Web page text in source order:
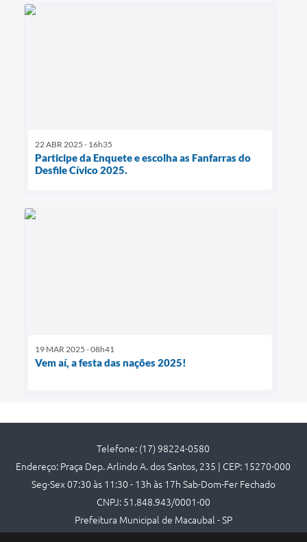
22 ABR 2025 - 16h35
Participe da Enquete e escolha as Fanfarras do
Desfile Cívico 2025.
19 MAR 2025 - 08h41
Vem aí, a festa das nações 2025!
Telefone: (17) 98224-0580
Endereço: Praça Dep. Arlindo A. dos Santos, 235 | CEP: 15270-000
Seg-Sex 07:30 às 11:30 - 13h às 17h Sab-Dom-Fer Fechado
CNPJ: 51.848.943/0001-00
Prefeitura Municipal de Macaubal - SP